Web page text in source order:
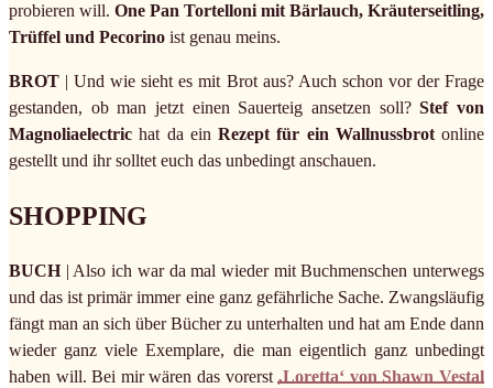
probieren will. One Pan Tortelloni mit Bärlauch, Kräuterseitling,
Trüffel und Pecorino ist genau meins.
BROT | Und wie sieht es mit Brot aus? Auch schon vor der Frage
gestanden, ob man jetzt einen Sauerteig ansetzen soll?Stef von
Magnoliaelectric hat da ein Rezept für ein Wallnussbrotonline
gestellt und ihr solltet euch das unbedingt anschauen.
SHOPPING
BUCH| Also ich war da mal wieder mit Buchmenschen unterwegs
und das ist primär immer eine ganz gefährliche Sache. Zwangsläufig
fängt man an sich über Bücher zu unterhalten und hat am Ende dann
wieder ganz viele Exemplare, die man eigentlich ganz unbedingt
haben will. Bei mir wären das vorerst ‚Loretta‘ von Shawn Vestal